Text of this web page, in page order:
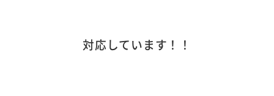
対応しています！！